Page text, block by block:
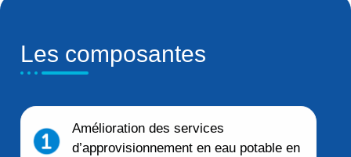
Les composantes
Amélioration des services
d’approvisionnement en eau potable en